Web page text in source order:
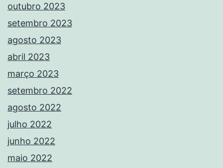
outubro 2023
setembro 2023
agosto 2023
abril 2023
março 2023
setembro 2022
agosto 2022
julho 2022
junho 2022
maio 2022